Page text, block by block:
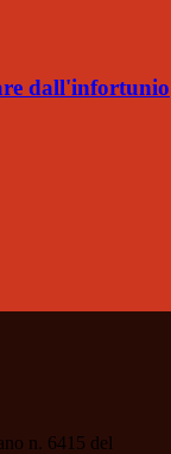
dall'infortunio
n. 6415 del